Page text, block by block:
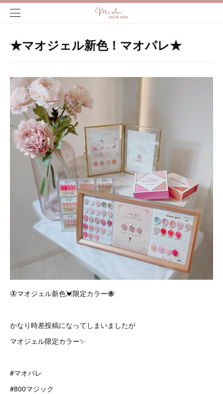
★マオジェル新色！マオパレ★
🦋マオジェル新色💓限定カラー🐝
かなり時差投稿になってしまいましたが
マオジェル限定カラー✨
#マオパレ
#800マジック